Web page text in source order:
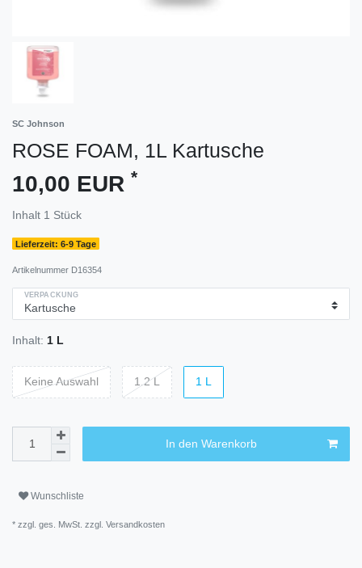
SC Johnson
ROSE FOAM, 1L Kartusche
10,00 EUR *
Inhalt 1 Stück
Lieferzeit: 6-9 Tage
Artikelnummer D16354
VERPACKUNG
Inhalt: 1 L
Keine Auswahl 1.2 L 1 L
In den Warenkorb
Wunschliste
* zzgl. ges. MwSt. zzgl. Versandkosten